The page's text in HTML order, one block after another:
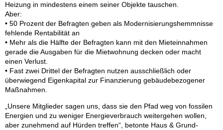
Heizung in mindestens einem seiner Objekte tauschen.
Aber:
• 50 Prozent der Befragten geben als Modernisierungshemmnisse
fehlende Rentabilität an
• Mehr als die Hälfte der Befragten kann mit den Mieteinnahmen
gerade die Ausgaben für die Mietwohnung decken oder macht
einen Verlust.
• Fast zwei Drittel der Befragten nutzen ausschließlich oder
überwiegend Eigenkapital zur Finanzierung gebäudebezogener
Maßnahmen.
„Unsere Mitglieder sagen uns, dass sie den Pfad weg von fossilen
Energien und zu weniger Energieverbrauch weitergehen wollen,
aber zunehmend auf Hürden treffen“, betonte Haus & Grund-